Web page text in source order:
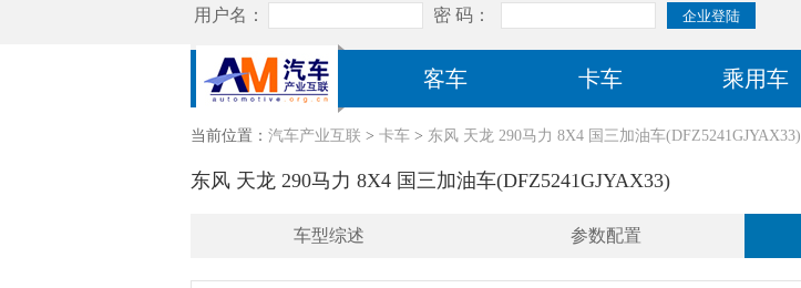
客车 卡车 乘用车
当前位置： 汽车产业互联 > 卡车 > 东风 天龙 290马力 8X4 国三加油车(DFZ5241GJYAX33)
东风 天龙 290马力 8X4 国三加油车(DFZ5241GJYAX33)
车型综述 参数配置